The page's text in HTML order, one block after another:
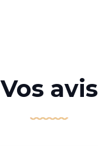
Vos avis